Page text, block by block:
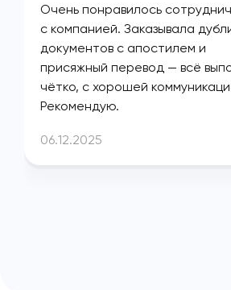
Очень понравилось
с компанией. Заказывала
документов с апостилем и
присяжный перевод — всё
чётко, с хорошей
Рекомендую.
06.12.2025